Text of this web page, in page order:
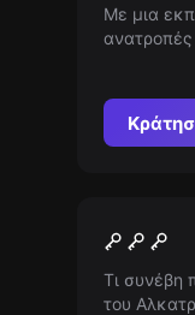
Με μια
ανατροπές
μπορεί να
Νέος
Τι συνέβη
του